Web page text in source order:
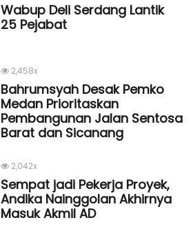
Wabup Deli Serdang Lantik
25 Pejabat
2,458x
Bahrumsyah Desak Pemko
Medan Prioritaskan
Pembangunan Jalan Sentosa
Barat dan Sicanang
2,042x
Sempat jadi Pekerja Proyek,
Andika Nainggolan Akhirnya
Masuk Akmil AD